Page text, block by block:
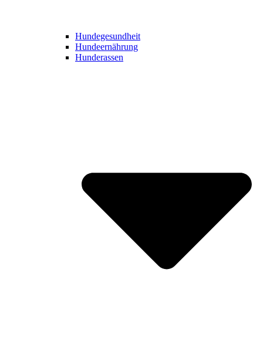
Hundegesundheit
Hundeernährung
Hunderassen